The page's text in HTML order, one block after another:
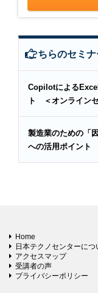
こちらのセミ
Copilotによる
ト ＜オンライン
製造業のための「
への活用ポイント
Home
日本テクノセンターにつ
アクセスマップ
受講者の声
プライバシーポリシー